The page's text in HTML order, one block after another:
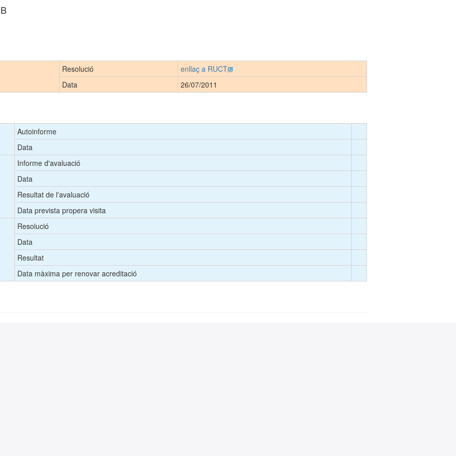
Resolució
enllaç a RUCT
Data
26/07/2011
Autoinforme
Data
Informe d'avaluació
Data
Resultat de l'avaluació
Data prevista propera visita
Resolució
Data
Resultat
Data màxima per renovar acreditació